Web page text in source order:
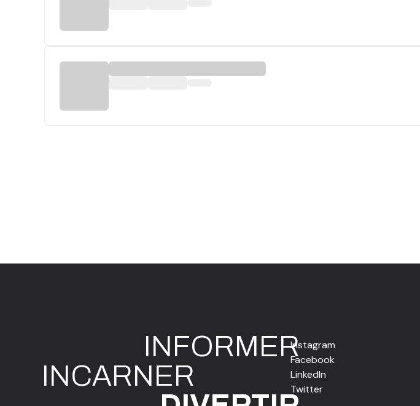
INFORMER
INCARNER
Instagram
Facebook
LinkedIn
Twitter